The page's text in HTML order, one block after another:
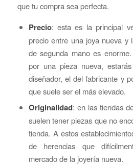
que tu compra sea perfecta.
Precio: esta es la principal
precio entre una joya nueva y
de segunda mano es
por una pieza nueva,
diseñador, el del fabricante y
que suele ser el más elevado.
Originalidad: en las tiendas
suelen tener piezas que no
tienda. A estos
de herencias que
mercado de la joyería nueva.